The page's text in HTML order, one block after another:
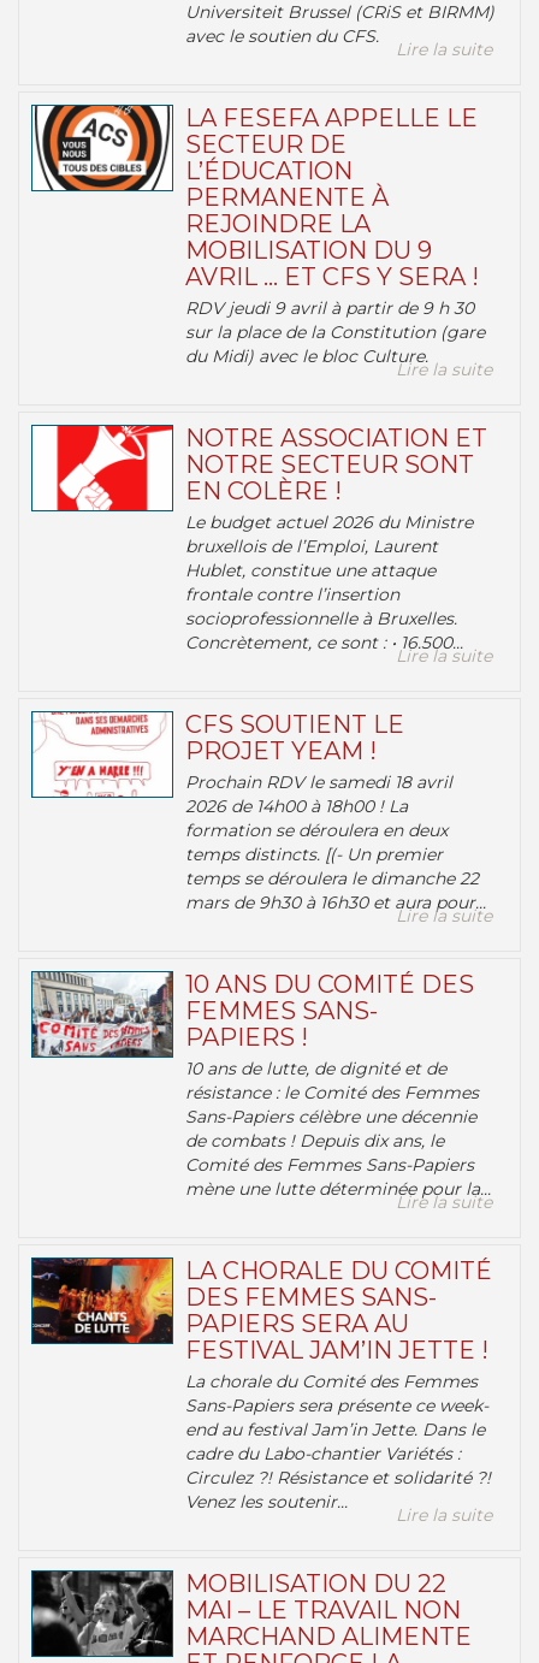
Universiteit Brussel (CRiS et BIRMM)
avec le soutien du CFS.
Lire la suite
LA FESEFA APPELLE LE
SECTEUR DE
L’ÉDUCATION
PERMANENTE À
REJOINDRE LA
MOBILISATION DU 9
AVRIL … ET CFS Y SERA !
RDV jeudi 9 avril à partir de 9 h 30
sur la place de la Constitution (gare
du Midi) avec le bloc Culture.
Lire la suite
NOTRE ASSOCIATION ET
NOTRE SECTEUR SONT
EN COLÈRE !
Le budget actuel 2026 du Ministre
bruxellois de l’Emploi, Laurent
Hublet, constitue une attaque
frontale contre l’insertion
socioprofessionnelle à Bruxelles.
Concrètement, ce sont : • 16.500...
Lire la suite
CFS SOUTIENT LE
PROJET YEAM !
Prochain RDV le samedi 18 avril
2026 de 14h00 à 18h00 ! La
formation se déroulera en deux
temps distincts. [(- Un premier
temps se déroulera le dimanche 22
mars de 9h30 à 16h30 et aura pour...
Lire la suite
10 ANS DU COMITÉ DES
FEMMES SANS-
PAPIERS !
10 ans de lutte, de dignité et de
résistance : le Comité des Femmes
Sans-Papiers célèbre une décennie
de combats ! Depuis dix ans, le
Comité des Femmes Sans-Papiers
mène une lutte déterminée pour la...
Lire la suite
LA CHORALE DU COMITÉ
DES FEMMES SANS-
PAPIERS SERA AU
FESTIVAL JAM’IN JETTE !
La chorale du Comité des Femmes
Sans-Papiers sera présente ce week-
end au festival Jam’in Jette. Dans le
cadre du Labo-chantier Variétés :
Circulez ?! Résistance et solidarité ?!
Venez les soutenir...
Lire la suite
MOBILISATION DU 22
MAI – LE TRAVAIL NON
MARCHAND ALIMENTE